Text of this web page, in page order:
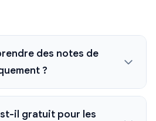
des notes de
?
il gratuit pour les